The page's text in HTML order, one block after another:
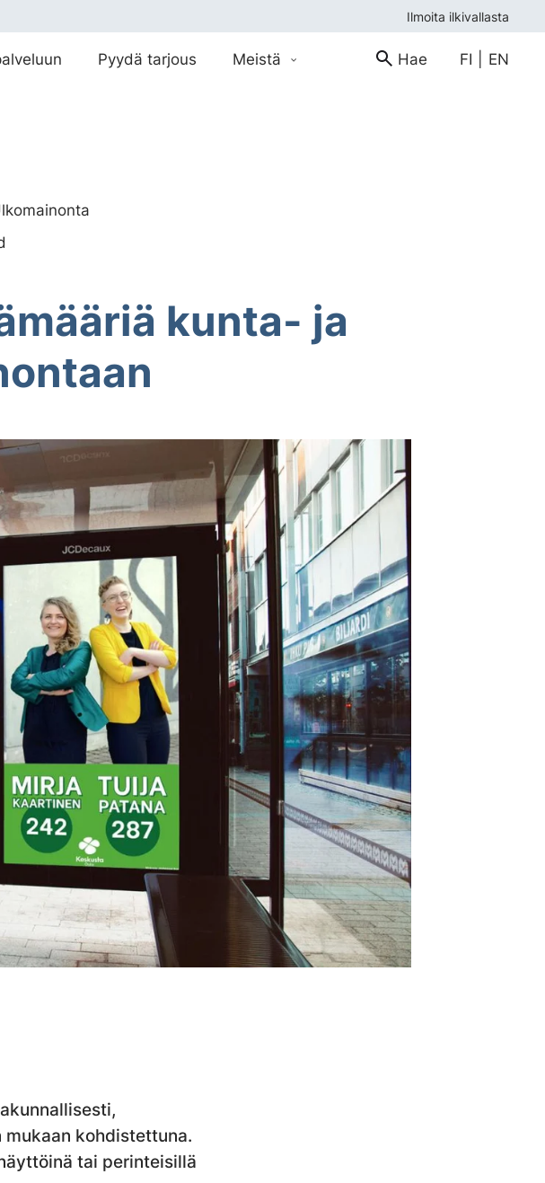
Ilmoita ilkivallasta
Pyydä tarjous Meistä Hae FI EN
kunta- ja
kohdistettuna.
tai perinteisillä